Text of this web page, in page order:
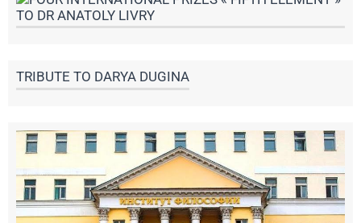
TRIBUTE TO DARYA DUGINА